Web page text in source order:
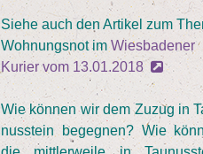
Sie­he auch den Arti­kel zum
Woh­nungs­not imWies­ba­de­ner
Kurier vom 13.01.2018
Wie kön­nen wir dem Zuzug in
nus­stein begeg­nen? Wie